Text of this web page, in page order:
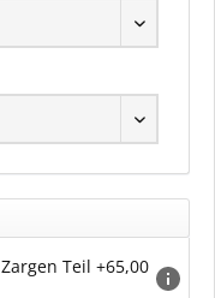
Teil +65,00